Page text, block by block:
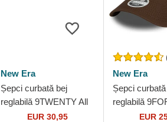
New Era
Șepci curbată bej
reglabilă 9TWENTY All
Over Print Tropical de
EUR 30,95
New Era
Șepci
reglabilă
LeagueEUR